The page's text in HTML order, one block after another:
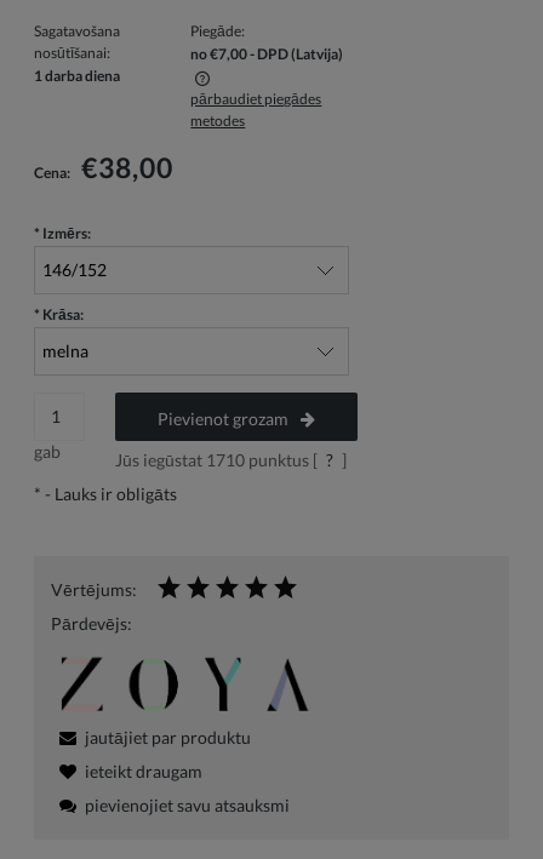
Sagatavošana
nosūtīšanai:
1 darba diena
Piegāde:
no €7,00- DPD(Latvija)
Cenā nav iekļautas iespējamās maksājumu izmaksas
pārbaudiet piegādes
metodes
Cena: €38,00
* Izmērs:
* Krāsa:
gab
Pievienot grozam
Jūs iegūstat 1710punktus [ ? ]
* - Lauks ir obligāts
Vērtējums:
Pārdevējs:
jautājiet par produktu
ieteikt draugam
pievienojiet savu atsauksmi